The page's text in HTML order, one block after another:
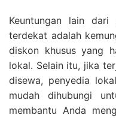
Keuntungan lain
terdekat adalah
diskon khusus yang
lokal. Selain itu, jika
disewa, penyedia
mudah dihubungi
membantu Anda